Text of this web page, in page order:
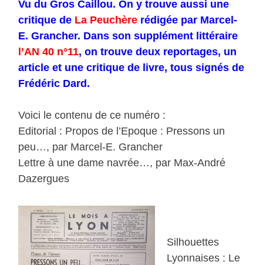
Vu du Gros Caillou. On y trouve aussi une
critique de La Peuchère rédigée par Marcel-
E. Grancher. Dans son supplément littéraire
l’AN 40 n°11, on trouve deux reportages, un
article et une critique de livre, tous signés de
Frédéric Dard.
Voici le contenu de ce numéro :
Editorial : Propos de l’Epoque : Pressons un
peu…, par Marcel-E. Grancher
Lettre à une dame navrée…, par Max-André
Dazergues
Silhouettes
Lyonnaises : Le